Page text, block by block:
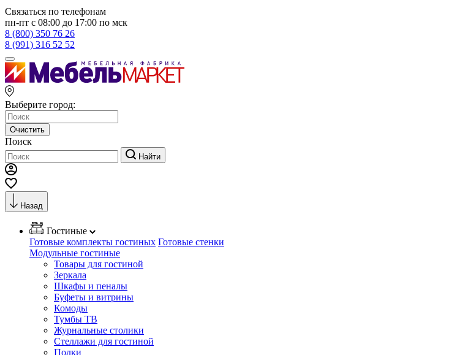
Связаться по телефонам
пн-пт с 08:00 до 17:00 по мск
8 (800) 350 76 26
8 (991) 316 52 52
Выберите город:
Очистить
Поиск
Найти
Назад
Гостиные
Готовые комплекты гостиных Готовые стенки
Модульные гостиные
Товары для гостиной
Зеркала
Шкафы и пеналы
Буфеты и витрины
Комоды
Тумбы ТВ
Журнальные столики
Стеллажи для гостиной
Полки